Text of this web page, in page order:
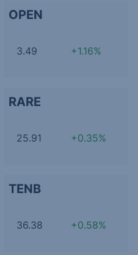
OPEN
3.49 +1.16%
RARE
25.91 +0.35%
TENB
36.38 +0.58%